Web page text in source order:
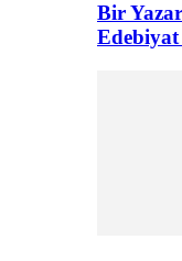
Bir